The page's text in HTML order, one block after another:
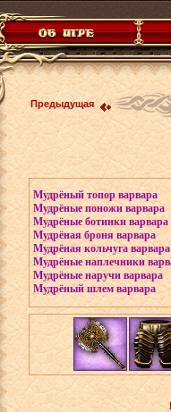
Предыдущая
Мудрёный топор варвара
Мудрёные поножи варвара
Мудрёные ботинки варвара
Мудрёная броня варвара
Мудрёная кольчуга варвара
Мудрёные наплечники
Мудрёные наручи варвара
Мудрёный шлем варвара